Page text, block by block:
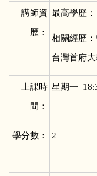
講師資
歷：
最高學歷
相關經歷
台灣首府
上課時
間：
星期一
學分數： 2